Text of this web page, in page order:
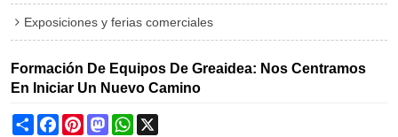
Exposiciones y ferias comerciales
Formación De Equipos De Greaidea: Nos Centramos
En Iniciar Un Nuevo Camino
ShareFacebook
PinterestMastodonWhatsApp